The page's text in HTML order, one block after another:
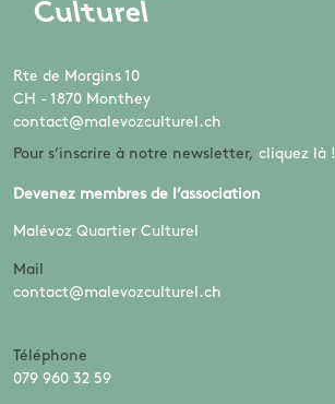
Rte de Morgins 10
CH - 1870 Monthey
contact@malevozculturel.ch
Pour s’inscrire à notre newsletter, cliquez là !
Devenez membres de l’association
Malévoz Quartier Culturel
Mail
contact@malevozculturel.ch
Téléphone
079 960 32 59